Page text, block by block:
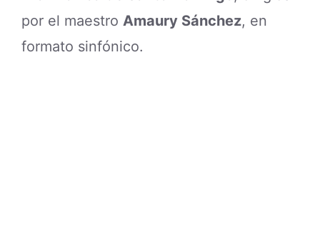
por el maestro Amaury Sánchez, en
formato sinfónico.